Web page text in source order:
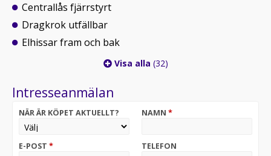
Centrallås fjärrstyrt
Dragkrok utfällbar
Elhissar fram och bak
Visa alla (32)
Intresseanmälan
NÄR ÄR KÖPET AKTUELLT? NAMN *
E-POST * TELEFON